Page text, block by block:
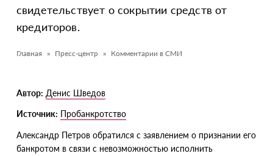
свидетельствует о сокрытии средств от
кредиторов.
Главная Пресс-центр Комментарии в СМИ
Автор: Денис Шведов
Источник: Пробанкротство
Александр Петров обратился с заявлением о признании его
банкротом в связи с невозможностью исполнить